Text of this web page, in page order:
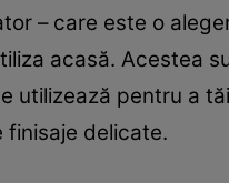
– care este o
acasă. Acestea
utilizează pentru a
finisaje delicate.